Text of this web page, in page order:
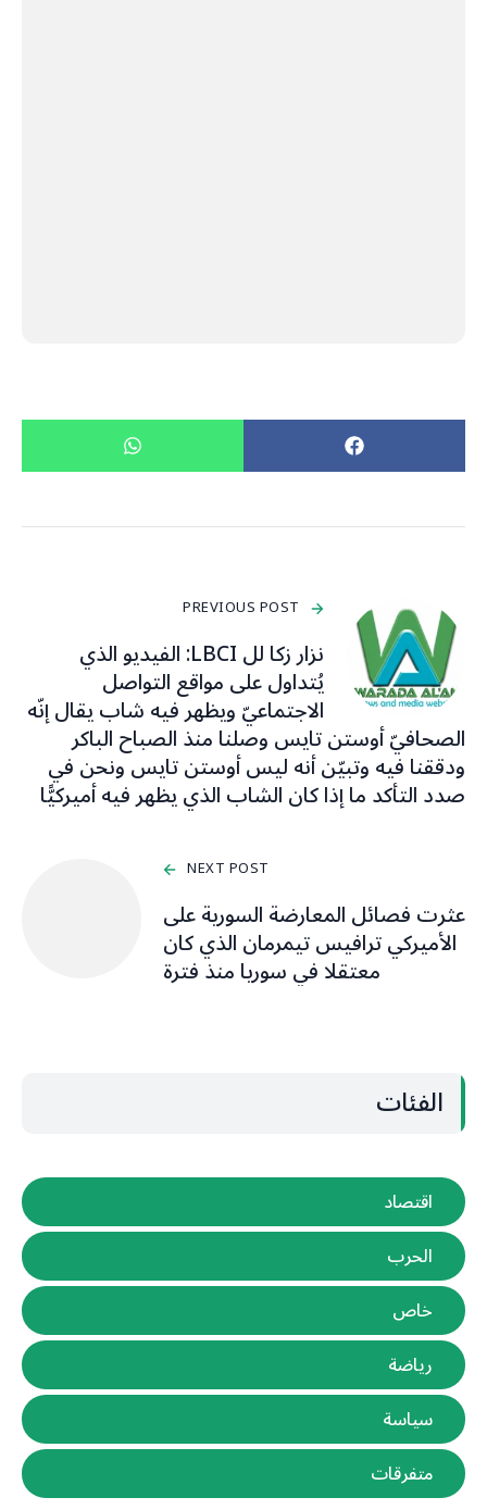
PREVIOUS POST
نزار زكا لل LBCI: الفيديو الذي
يُتداول على مواقع التواصل
الاجتماعيّ ويظهر فيه شاب يقال إنّه
الصحافيّ أوستن تايس وصلنا منذ الصباح الباكر
ودققنا فيه وتبيّن أنه ليس أوستن تايس ونحن في
صدد التأكد ما إذا كان الشاب الذي يظهر فيه أميركيًّا
NEXT POST
عثرت فصائل المعارضة السورية على
الأميركي ترافيس تيمرمان الذي كان
معتقلا في سوريا منذ فترة
الفئات
اقتصاد
الحرب
خاص
رياضة
سياسة
متفرقات